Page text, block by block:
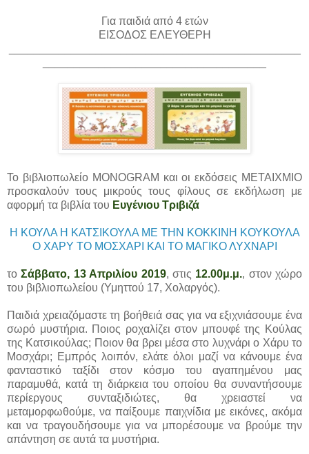
Για παιδιά από 4 ετών
ΕΙΣΟΔΟΣ ΕΛΕΥΘΕΡΗ
Το βιβλιοπωλείο MONOGRAM και οι εκδόσεις ΜΕΤΑΙΧΜΙΟ
προσκαλούν τους μικρούς τους φίλους σε εκδήλωση με
αφορμή τα βιβλία του Ευγένιου Τριβιζά
Η ΚΟΥΛΑ Η ΚΑΤΣΙΚΟΥΛΑ ΜΕ ΤΗΝ ΚΟΚΚΙΝΗ ΚΟΥΚΟΥΛΑ
Ο ΧΑΡΥ ΤΟ ΜΟΣΧΑΡΙ ΚΑΙ ΤΟ ΜΑΓΙΚΟ ΛΥΧΝΑΡΙ
τοΣάββατο, 13 Απριλίου 2019, στις 12.00μ.μ., στον χώρο
του βιβλιοπωλείου (Υμηττού 17, Χολαργός).
Παιδιά χρειαζόμαστε τη βοήθειά σας για να εξιχνιάσουμε ένα
σωρό μυστήρια. Ποιος ροχαλίζει στον μπουφέ της Κούλας
της Κατσικούλας; Ποιον θα βρει μέσα στο λυχνάρι ο Χάρυ το
Μοσχάρι; Εμπρός λοιπόν, ελάτε όλοι μαζί να κάνουμε ένα
φανταστικό ταξίδι στον κόσμο του αγαπημένου μας
παραμυθά, κατά τη διάρκεια του οποίου θα συναντήσουμε
περίεργους συνταξιδιώτες, θα χρειαστεί να
μεταμορφωθούμε, να παίξουμε παιχνίδια με εικόνες, ακόμα
και να τραγουδήσουμε για να μπορέσουμε να βρούμε την
απάντηση σε αυτά τα μυστήρια.